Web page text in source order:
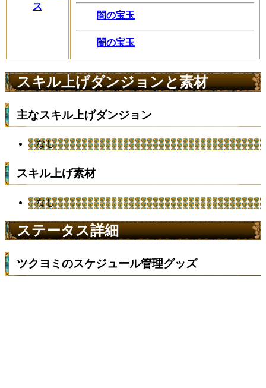
ス
闇の宝玉
闇の宝玉
スキル上げダンジョンと素材
主なスキル上げダンジョン
なし
スキル上げ素材
なし
ステータス詳細
ツクヨミのスケジュール管理グッズ